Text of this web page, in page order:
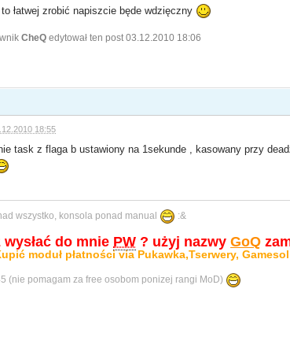
łatwej zrobić napiszcie będe wdzięczny
CheQ edytował ten post 03.12.2010 18:06
18:55
task z flaga b ustawiony na 1sekunde , kasowany przy
wszystko, konsola ponad manual :&
wysłać do mnie PW ? użyj nazwyGoQ
moduł płatności via Pukawka,Tserwery,
(nie pomagam za free osobom ponizej rangi MoD)